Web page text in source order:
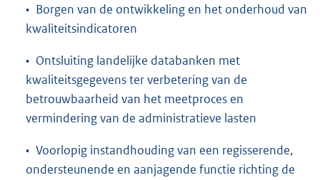
• Borgen van de ontwikkeling en het onderhoud van
kwaliteitsindicatoren
• Ontsluiting landelijke databanken met
kwaliteitsgegevens ter verbetering van de
betrouwbaarheid van het meetproces en
vermindering van de administratieve lasten
• Voorlopig instandhouding van een regisserende,
ondersteunende en aanjagende functie richting de